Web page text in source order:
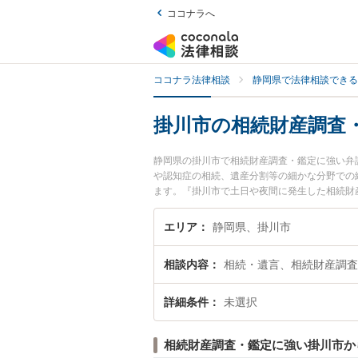
ココナラへ
ココナラ法律相談 静岡県で法律相談でき
掛川市の相続財産調査
静岡県の掛川市で相続財産調査・鑑定に強い
や認知症の相続、遺産分割等の細かな分野で
ます。『掛川市で土日や夜間に発生した相続
たい』『初回相談無料で相続財産調査・鑑定
エリア 静岡県、掛川市
相談内容 相続・遺言、相続財産調
詳細条件 未選択
相続財産調査・鑑定に強い掛川市